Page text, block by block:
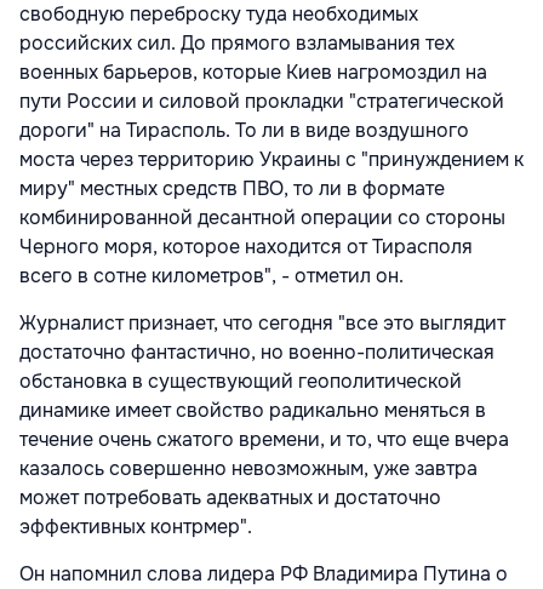
свободную переброску туда необходимых
российских сил. До прямого взламывания тех
военных барьеров, которые Киев нагромоздил на
пути России и силовой прокладки "стратегической
дороги" на Тирасполь. То ли в виде воздушного
моста через территорию Украины с "принуждением к
миру" местных средств ПВО, то ли в формате
комбинированной десантной операции со стороны
Черного моря, которое находится от Тирасполя
всего в сотне километров", - отметил он.
Журналист признает, что сегодня "все это выглядит
достаточно фантастично, но военно-политическая
обстановка в существующий геополитической
динамике имеет свойство радикально меняться в
течение очень сжатого времени, и то, что еще вчера
казалось совершенно невозможным, уже завтра
может потребовать адекватных и достаточно
эффективных контрмер".
Он напомнил слова лидера РФ Владимира Путина о